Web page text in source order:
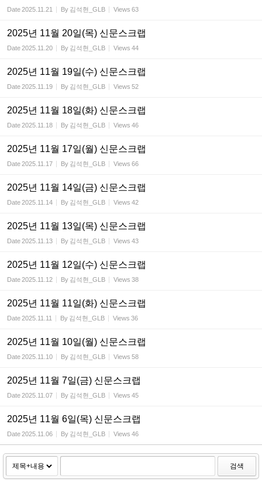
Date2025.11.21 By 김석현_GLB Views 63
2025년 11월 20일(목) 신문스크랩
Date2025.11.20 By 김석현_GLB Views 44
2025년 11월 19일(수) 신문스크랩
Date2025.11.19 By 김석현_GLB Views 52
2025년 11월 18일(화) 신문스크랩
Date2025.11.18 By 김석현_GLB Views 46
2025년 11월 17일(월) 신문스크랩
Date2025.11.17 By 김석현_GLB Views 66
2025년 11월 14일(금) 신문스크랩
Date2025.11.14 By 김석현_GLB Views 42
2025년 11월 13일(목) 신문스크랩
Date2025.11.13 By 김석현_GLB Views 43
2025년 11월 12일(수) 신문스크랩
Date2025.11.12 By 김석현_GLB Views 38
2025년 11월 11일(화) 신문스크랩
Date2025.11.11 By 김석현_GLB Views 36
2025년 11월 10일(월) 신문스크랩
Date2025.11.10 By 김석현_GLB Views 58
2025년 11월 7일(금) 신문스크랩
Date2025.11.07 By 김석현_GLB Views 45
2025년 11월 6일(목) 신문스크랩
Date2025.11.06 By 김석현_GLB Views 46
검색